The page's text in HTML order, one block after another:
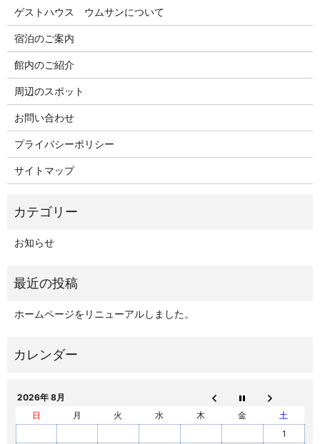
ゲストハウス ウムサンについて
宿泊のご案内
館内のご紹介
周辺のスポット
お問い合わせ
プライバシーポリシー
サイトマップ
お知らせ
ホームページをリニューアルしました。
2026年 8月
日
月 火 水 木 金
土
1